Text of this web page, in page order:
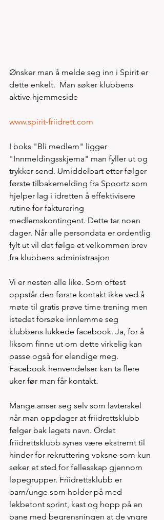
Ønsker man å melde seg inn i Spirit er
dette enkelt.  Man søker klubbens
aktive hjemmeside
www.spirit-friidrett.com
I boks "Bli medlem" ligger
"Innmeldingsskjema" man fyller ut og
trykker send. Umiddelbart etter følger
første tilbakemelding fra Spoortz som
hjelper lag i idretten å effektivisere
rutine for fakturering
medlemskontingent. Dette tar noen
dager. Når alle persondata er ordentlig
fylt ut vil det følge et velkommen brev
fra klubbens administrasjon
Vi er nesten alle like. Som oftest
oppstår den første kontakt ikke ved å
møte til gratis prøve time trening men
istedet forsøke innlemme seg
klubbens lukkede facebook. Ja, for å
liksom finne ut om dette virkelig kan
passe også for elendige meg.
Facebook henvendelser kan ta flere
uker før man får kontakt.
Mange anser seg selv som lavterskel
når man oppdager at friidrettsklubb
følger bak lagets navn. Ordet
friidrettsklubb synes være ekstremt til
hinder for rekruttering voksne som kun
søker et sted for fellesskap gjennom
løpegrupper. Friidrettsklubb er
barn/unge som holder på med
lekbetont sprint, kast og hopp på en
bane med begrensningen at de yngre